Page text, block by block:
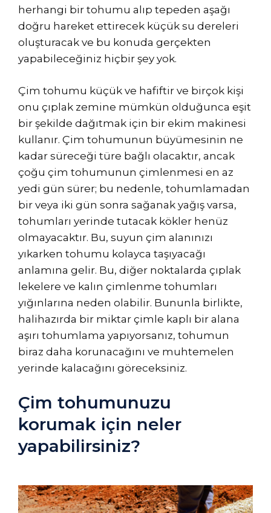
herhangi bir tohumu alıp tepeden aşağı
doğru hareket ettirecek küçük su dereleri
oluşturacak ve bu konuda gerçekten
yapabileceğiniz hiçbir şey yok.
Çim tohumu küçük ve hafiftir ve birçok kişi
onu çıplak zemine mümkün olduğunca eşit
bir şekilde dağıtmak için bir ekim makinesi
kullanır. Çim tohumunun büyümesinin ne
kadar süreceği türe bağlı olacaktır, ancak
çoğu çim tohumunun çimlenmesi en az
yedi gün sürer; bu nedenle, tohumlamadan
bir veya iki gün sonra sağanak yağış varsa,
tohumları yerinde tutacak kökler henüz
olmayacaktır. Bu, suyun çim alanınızı
yıkarken tohumu kolayca taşıyacağı
anlamına gelir. Bu, diğer noktalarda çıplak
lekelere ve kalın çimlenme tohumları
yığınlarına neden olabilir. Bununla birlikte,
halihazırda bir miktar çimle kaplı bir alana
aşırı tohumlama yapıyorsanız, tohumun
biraz daha korunacağını ve muhtemelen
yerinde kalacağını göreceksiniz.
Çim tohumunuzu
korumak için neler
yapabilirsiniz?